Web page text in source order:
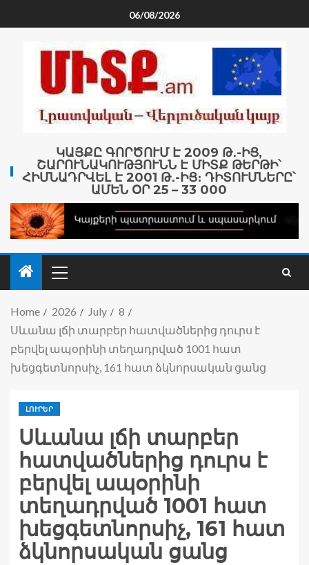
06/08/2026
ԿԱՅՔԸ ԳՈՐԾՈՒՄ Է 2009 Թ․-ԻՑ,
ՇԱՐՈՒՆԱԿՈՒԹՅՈՒՆՆ Է ՄԻՏՔ ԹԵՐԹԻ՝
ՀԻՄՆԱԴՐՎԵԼ Է 2001 Թ․-ԻՑ։ ԴԻՏՈՒՄՆԵՐԸ՝
ԱՄԵՆ ՕՐ 25 – 33 000
Home 2026 July
8
Սևանա լճի տարբեր հատվածներից դուրս է
բերվել ապօրինի տեղադրված 1001 հատ
խեցգետնորսիչ, 161 հատ ձկնորսական ցանց
ԼՈՒՐԵՐ
Սևանա լճի տարբեր
հատվածներից դուրս է
բերվել ապօրինի
տեղադրված 1001 հատ
խեցգետնորսիչ, 161 հատ
ձկնորսական ցանց